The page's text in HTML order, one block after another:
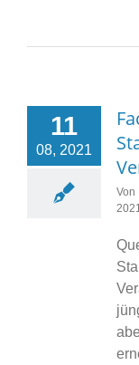
11
08, 2021
Von